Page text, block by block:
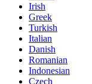
Irish
Greek
Turkish
Italian
Danish
Romanian
Indonesian
Czech